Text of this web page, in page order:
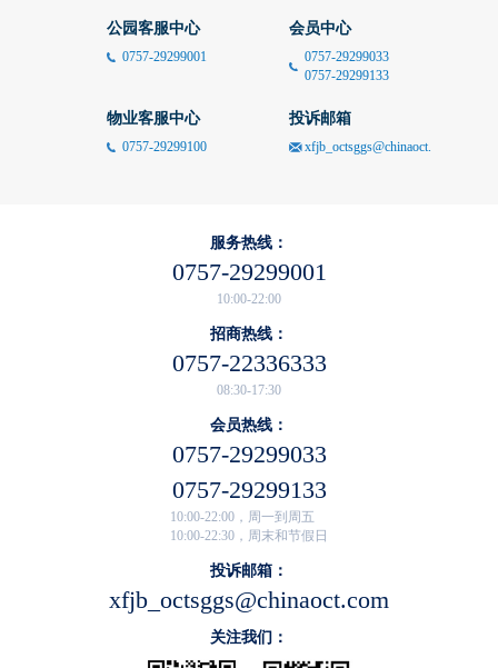
公园客服中心
0757-29299001
会员中心
0757-29299033
0757-29299133
物业客服中心
0757-29299100
投诉邮箱
xfjb_octsggs@chinaoct.com
服务热线：
0757-29299001
10:00-22:00
招商热线：
0757-22336333
08:30-17:30
会员热线：
0757-29299033
0757-29299133
10:00-22:00，周一到周五
10:00-22:30，周末和节假日
投诉邮箱：
xfjb_octsggs@chinaoct.com
关注我们：